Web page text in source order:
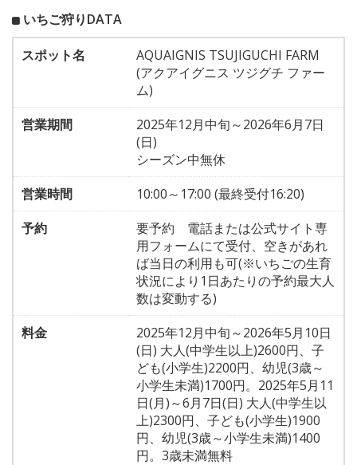
いちご狩りDATA
スポット名
AQUAIGNIS TSUJIGUCHI FARM
(アクアイグニス ツジグチ ファー
ム)
営業期間
2025年12月中旬～2026年6月7日
(日)
シーズン中無休
営業時間
10:00～17:00 (最終受付16:20)
予約
要予約 電話または公式サイト専
用フォームにて受付、空きがあれ
ば当日の利用も可(※いちごの生育
状況により1日あたりの予約最大人
数は変動する)
料金
2025年12月中旬～2026年5月10日
(日) 大人(中学生以上)2600円、子
ども(小学生)2200円、幼児(3歳～
小学生未満)1700円。2025年5月11
日(月)～6月7日(日) 大人(中学生以
上)2300円、子ども(小学生)1900
円、幼児(3歳～小学生未満)1400
円。3歳未満無料